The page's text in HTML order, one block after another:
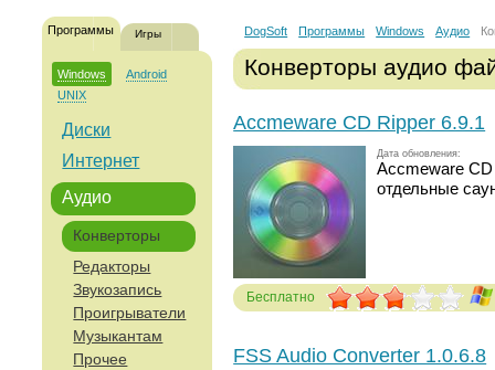
Программы Игры
Windows
Android
UNIX
Диски
Интернет
Аудио
Конверторы
Редакторы
Звукозапись
Проигрыватели
Музыкантам
Прочее
DogSoft Программы Windows Аудио
Конверторы аудио
Accmeware CD Ripper 6.9.1
Дата обновления:
Accmeware
отдельные
Бесплатно
FSS Audio Converter 1.0.6.8